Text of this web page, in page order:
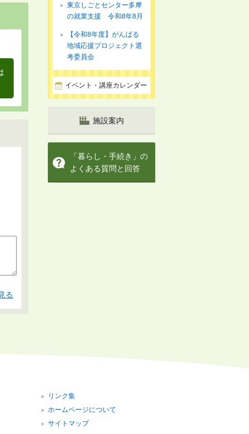
る
東京しごとセンター多摩
の就業支援 令和8年8月
【令和8年度】がんばる
地域応援プロジェクト選
考委員会
イベント・講座カレンダー
施設案内
「暮らし・手続き」の
よくある質問と回答
リンク集
ホームページについて
サイトマップ